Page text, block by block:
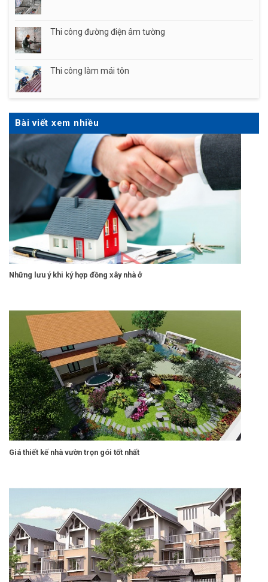
Thi công đường điện âm tường
Thi công làm mái tôn
Bài viết xem nhiều
Những lưu ý khi ký hợp đồng xây nhà ở
Giá thiết kế nhà vườn trọn gói tốt nhất